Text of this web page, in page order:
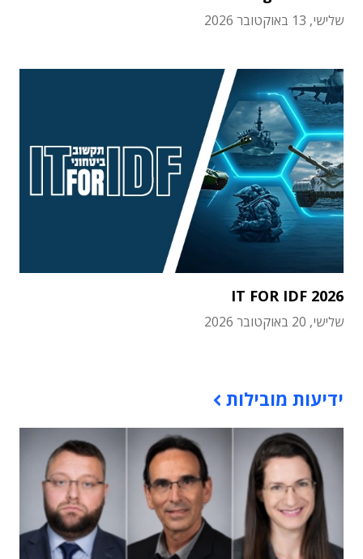
שלישי, 13 באוקטובר 2026
IT FOR IDF 2026
שלישי, 20 באוקטובר 2026
ידיעות מובילות